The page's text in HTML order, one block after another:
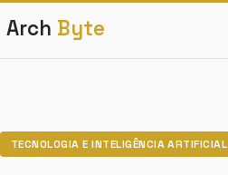
Arch Byte
TECNOLOGIA E INTELIGÊNCIA ARTIFICIAL